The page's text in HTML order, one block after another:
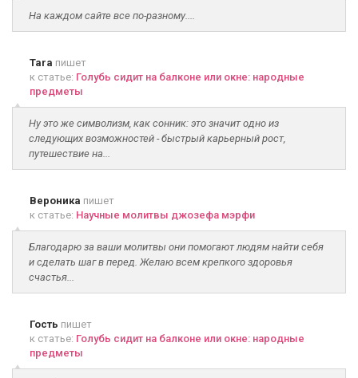
На каждом сайте все по-разному....
Tara пишет
к статье: Голубь сидит на балконе или окне: народные
предметы
Ну это же символизм, как сонник: это значит одно из
следующих возможностей - быстрый карьерный рост,
путешествие на...
Вероника пишет
к статье: Научные молитвы джозефа мэрфи
Благодарю за ваши молитвы они помогают людям найти себя
и сделать шаг в перед. Желаю всем крепкого здоровья
счастья...
Гость пишет
к статье: Голубь сидит на балконе или окне: народные
предметы